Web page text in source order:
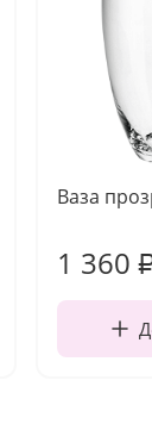
Ваза
1 360